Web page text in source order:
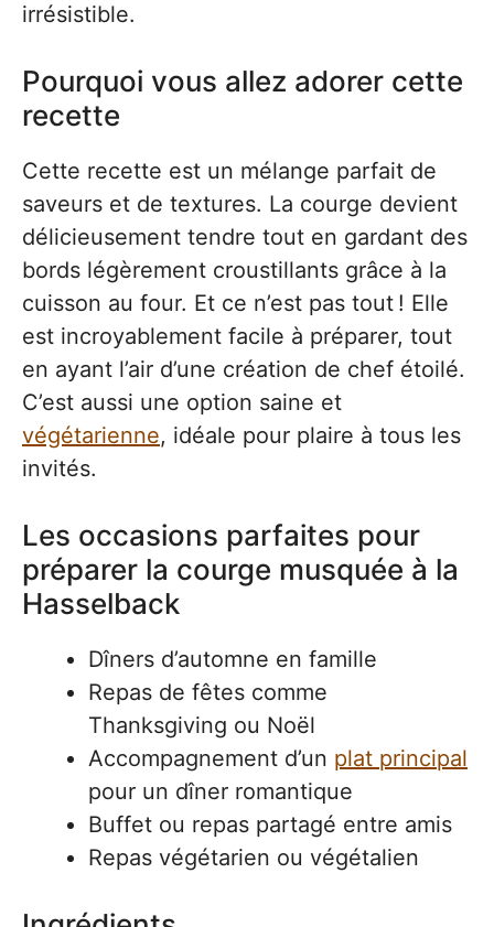
irrésistible.
Pourquoi vous allez adorer cette
recette
Cette recette est un mélange parfait de
saveurs et de textures. La courge devient
délicieusement tendre tout en gardant des
bords légèrement croustillants grâce à la
cuisson au four. Et ce n’est pas tout ! Elle
est incroyablement facile à préparer, tout
en ayant l’air d’une création de chef étoilé.
C’est aussi une option saine et
végétarienne, idéale pour plaire à tous les
invités.
Les occasions parfaites pour
préparer la courge musquée à la
Hasselback
Dîners d’automne en famille
Repas de fêtes comme
Thanksgiving ou Noël
Accompagnement d’un plat principal
pour un dîner romantique
Buffet ou repas partagé entre amis
Repas végétarien ou végétalien